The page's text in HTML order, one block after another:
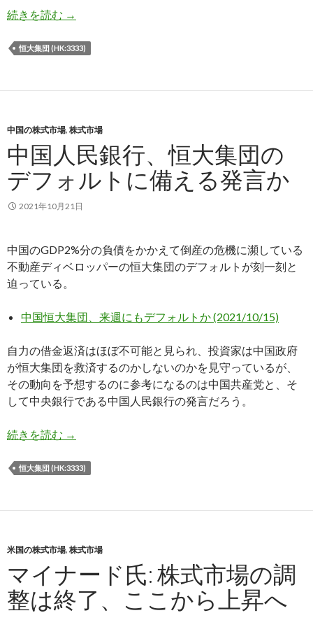
続きを読む 中国恒大集団、9月23日期限のオフショア債の利
→
恒大集団 (HK:3333)
中国の株式市場, 株式市場
中国人民銀行、恒大集団の
デフォルトに備える発言か
2021年10月21日
中国のGDP2%分の負債をかかえて倒産の危機に瀕している
不動産ディベロッパーの恒大集団のデフォルトが刻一刻と
迫っている。
中国恒大集団、来週にもデフォルトか (2021/10/15)
自力の借金返済はほぼ不可能と見られ、投資家は中国政府
が恒大集団を救済するのかしないのかを見守っているが、
その動向を予想するのに参考になるのは中国共産党と、そ
して中央銀行である中国人民銀行の発言だろう。
続きを読む 中国人民銀行、恒大集団のデフォルトに備える発
→
恒大集団 (HK:3333)
米国の株式市場, 株式市場
マイナード氏: 株式市場の調
整は終了、ここから上昇へ